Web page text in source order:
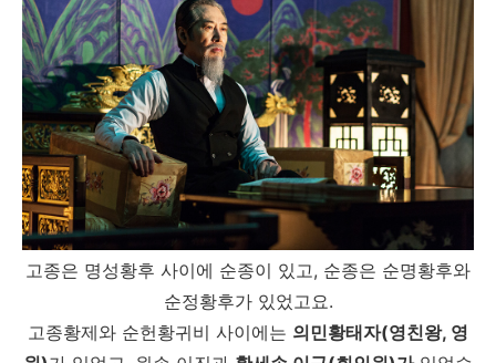
고종은 명성황후 사이에 순종이 있고, 순종은 순명황후와
순정황후가 있었고요.
고종황제와 순헌황귀비 사이에는 의민황태자(영친왕, 영